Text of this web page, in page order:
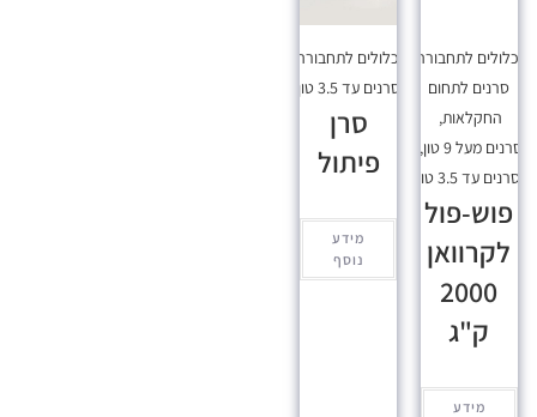
לתחבורה,
סרנים לתחום
החקלאות,
סרנים מעל 9 טון
,
סרנים עד 3.5 טון
פוש-פול
לקרוואן
2000
ק"ג
מידע
מכלולים לתחבורה,
סרנים עד 3.5 טון
סרן
פיתול
מידע
נוסף